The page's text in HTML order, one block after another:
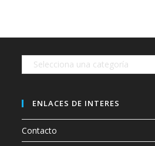
Selecciona
una
ENLACES DE INTERES
Contacto